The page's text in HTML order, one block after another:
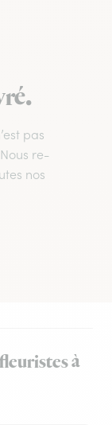
pas
re-
nos
à